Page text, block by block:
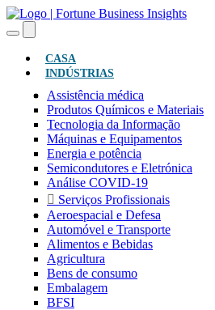
CASA
INDÚSTRIAS
Assistência médica
Produtos Químicos e Materiais
Tecnologia da Informação
Máquinas e Equipamentos
Energia e potência
Semicondutores e Eletrónica
Análise COVID-19
Serviços Profissionais
Aeroespacial e Defesa
Automóvel e Transporte
Alimentos e Bebidas
Agricultura
Bens de consumo
Embalagem
BFSI